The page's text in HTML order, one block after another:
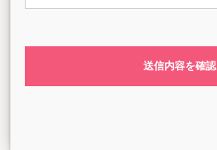
送信内容を確認